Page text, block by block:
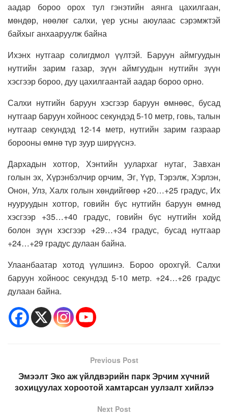
аадар бороо орох тул гэнэтийн аянга цахилгаан,
мөндөр, нөөлөг салхи, үер усны аюулаас сэрэмжтэй
байхыг анхааруулж байна
Ихэнх нутгаар солигдмол үүлтэй. Баруун аймгуудын
нутгийн зарим газар, зүүн аймгуудын нутгийн зүүн
хэсгээр бороо, дуу цахилгаантай аадар бороо орно.
Салхи нутгийн баруун хэсгээр баруун өмнөөс, бусад
нутгаар баруун хойноос секундэд 5-10 метр, говь, талын
нутгаар секундэд 12-14 метр, нутгийн зарим газраар
борооны өмнө түр зуур ширүүснэ.
Дархадын хотгор, Хэнтийн уулархаг нутаг, Завхан
голын эх, Хүрэнбэлчир орчим, Эг, Үүр, Тэрэлж, Хэрлэн,
Онон, Улз, Халх голын хөндийгөөр +20…+25 градус, Их
нууруудын хотгор, говийн бүс нутгийн баруун өмнөд
хэсгээр +35…+40 градус, говийн бүс нутгийн хойд
болон зүүн хэсгээр +29…+34 градус, бусад нутгаар
+24…+29 градус дулаан байна.
Улаанбаатар хотод үүлшинэ. Бороо орохгүй. Салхи
баруун хойноос секундэд 5-10 метр. +24…+26 градус
дулаан байна.
Previous Post
Эмээлт Эко аж үйлдвэрийн парк Эрчим хүчний
зохицуулах хороотой хамтарсан уулзалт хийлээ
Next Post